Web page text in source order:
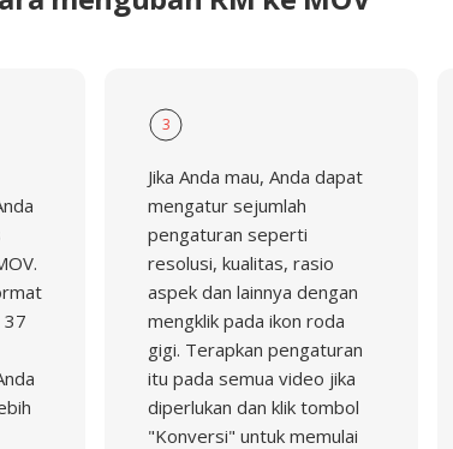
37
3
Jika Anda mau, Anda dapat
mengatur sejumlah
pengaturan seperti
resolusi, kualitas, rasio
aspek dan lainnya dengan
mengklik pada ikon roda
gigi. Terapkan pengaturan
itu pada semua video jika
diperlukan dan klik tombol
"Konversi" untuk memulai